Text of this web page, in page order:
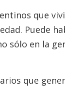
que
Puede
sólo en la
que